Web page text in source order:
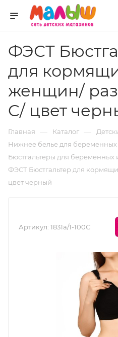
ФЭСТ
для
женщин/
C/ цвет
Главная — Каталог —
Нижнее белье для
Бюстгальтеры для
ФЭСТ Бюстгальтер для
цвет черный
Артикул: 1831а/1-100С